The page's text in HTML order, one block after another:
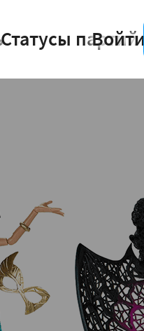
Статусы партий
Войти